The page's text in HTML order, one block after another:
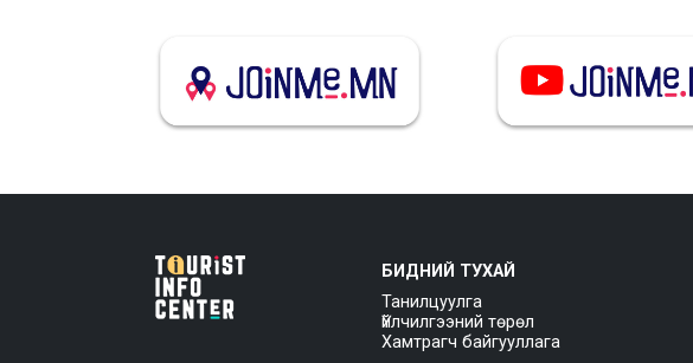
БИДНИЙ ТУХАЙ
Танилцуулга
Үйлчилгээний төрөл
Хамтрагч байгууллага